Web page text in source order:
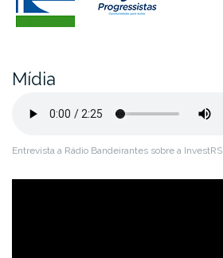
Twitter Facebook Youtube
Mídia
Entrevista a Rádio Bandeirantes sobre a InvestRS